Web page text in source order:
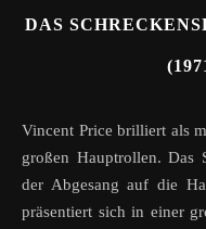
DAS
Vincent Price brilliert als mordlustiger Arzt in einer seiner letzten
großen Hauptrollen. Das
der Abgesang auf die
präsentiert sich in einer